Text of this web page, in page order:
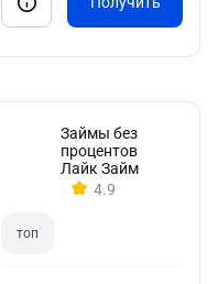
Займы без
процентов
Лайк Займ
4.9
топ